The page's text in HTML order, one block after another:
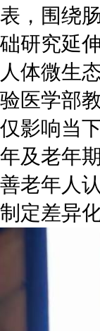
表，围绕
础研究延
人体微生
验医学部
仅影响当
年及老年
善老年人
制定差异